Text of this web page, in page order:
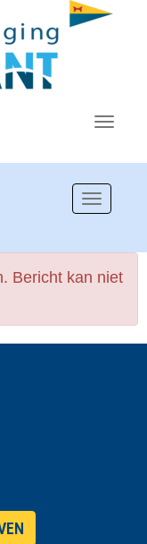
Toggle
Bericht kan niet